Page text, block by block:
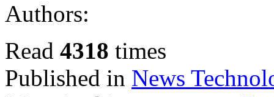
Authors:
Read 4318 times
Published in News